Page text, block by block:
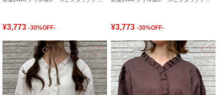
¥3,773 -30%OFF- ¥3,773 -30%OFF-
お気に入り